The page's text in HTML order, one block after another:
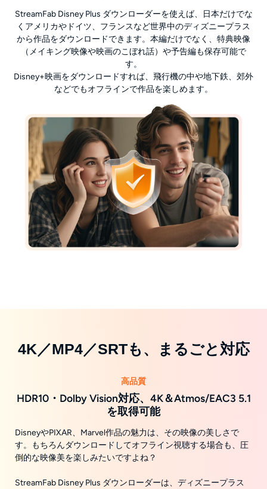
StreamFab Disney Plus ダウンローダーを使えば、日本だけでな
くアメリカやドイツ、フランスなど世界中のディズニープラス
から作品をダウンロードできます。本編だけでなく、特典映像
（メイキング映像や映画のこぼれ話）や予告編も保存可能で
す。
Disney+映画をダウンロードすれば、飛行機の中や地下鉄、郊外
などでもオフラインで作品を楽しめます。
4K／MP4／SRTも、まるごと対応
高品質
HDR10・Dolby Vision対応、4K＆Atmos/EAC3 5.1
を取得可能
DisneyやPIXAR、Marvel作品の魅力は、その映像の美しさで
す。もちろんダウンロードしてオフライン視聴する場合も、圧
倒的な映像美を楽しみたいですよね？
StreamFab Disney Plus ダウンローダーは、ディズニープラス